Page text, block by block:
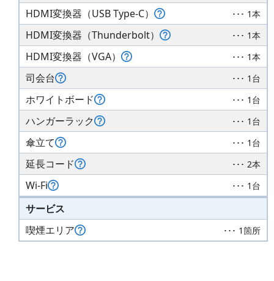
HDMI変換器（USB Type-C） ･･･ 1本
HDMI変換器（Thunderbolt） ･･･ 1本
HDMI変換器（VGA） ･･･ 1本
司会台 ･･･ 1台
ホワイトボード ･･･ 1台
ハンガーラック ･･･ 1台
傘立て ･･･ 1台
延長コード ･･･ 2本
Wi-Fi ･･･ 1台
サービス
喫煙エリア
･･･ 1箇所